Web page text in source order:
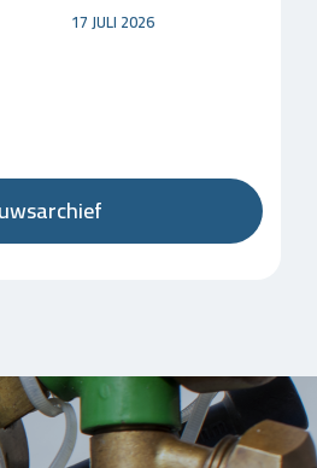
17 JULI 2026